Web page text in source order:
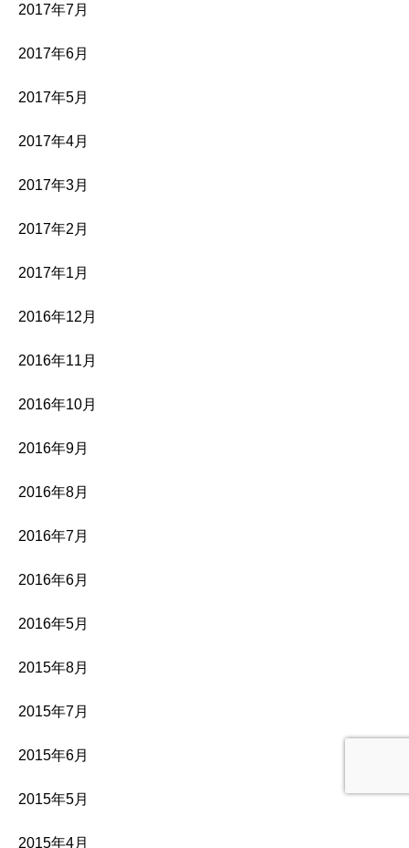
2017年7月
2017年6月
2017年5月
2017年4月
2017年3月
2017年2月
2017年1月
2016年12月
2016年11月
2016年10月
2016年9月
2016年8月
2016年7月
2016年6月
2016年5月
2015年8月
2015年7月
2015年6月
2015年5月
2015年4月